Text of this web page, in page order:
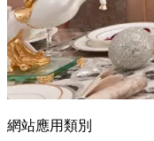
網站應用類別